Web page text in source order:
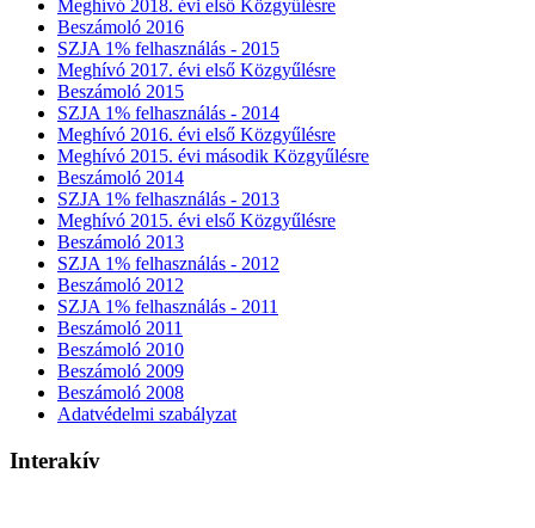
Meghívó 2018. évi első Közgyűlésre
Beszámoló 2016
SZJA 1% felhasználás - 2015
Meghívó 2017. évi első Közgyűlésre
Beszámoló 2015
SZJA 1% felhasználás - 2014
Meghívó 2016. évi első Közgyűlésre
Meghívó 2015. évi második Közgyűlésre
Beszámoló 2014
SZJA 1% felhasználás - 2013
Meghívó 2015. évi első Közgyűlésre
Beszámoló 2013
SZJA 1% felhasználás - 2012
Beszámoló 2012
SZJA 1% felhasználás - 2011
Beszámoló 2011
Beszámoló 2010
Beszámoló 2009
Beszámoló 2008
Adatvédelmi szabályzat
Interakív